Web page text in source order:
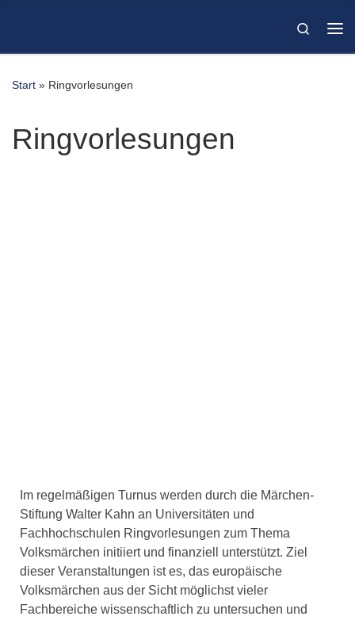
Search
Start » Ringvorlesungen
Ringvorlesungen
Im regelmäßigen Turnus werden durch die Märchen-
Stiftung Walter Kahn an Universitäten und
Fachhochschulen Ringvorlesungen zum Thema
Volksmärchen initiiert und finanziell unterstützt. Ziel
dieser Veranstaltungen ist es, das europäische
Volksmärchen aus der Sicht möglichst vieler
Fachbereiche wissenschaftlich zu untersuchen und